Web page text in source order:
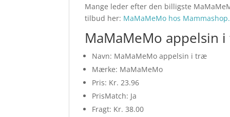
Mange leder efter den billigste
tilbud her: MaMaMeMo hos
MaMaMeMo appelsin
Navn: MaMaMeMo appelsin i træ
Mærke: MaMaMeMo
Pris: Kr. 23.96
PrisMatch: Ja
Fragt: Kr. 38.00